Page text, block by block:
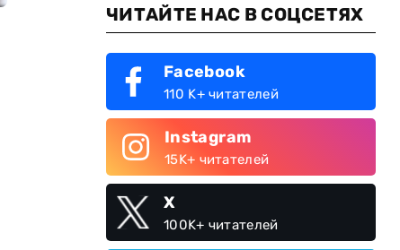
ЧИТАЙТЕ НАС В СОЦСЕТЯХ
Facebook
110 K+ читателей
Instagram
15K+ читателей
X
100K+ читателей